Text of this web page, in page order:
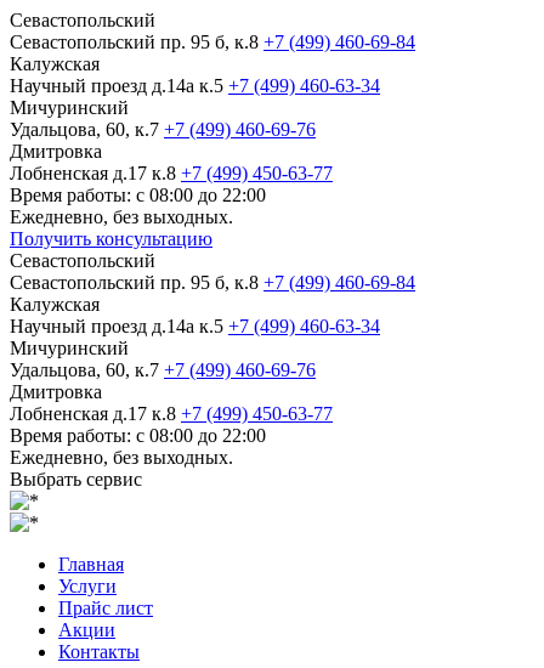
Севастопольский
Севастопольский пр. 95 б, к.8 +7 (499) 460-69-84
Калужская
Научный проезд д.14а к.5 +7 (499) 460-63-34
Мичуринский
Удальцова, 60, к.7 +7 (499) 460-69-76
Дмитровка
Лобненская д.17 к.8 +7 (499) 450-63-77
Время работы: с 08:00 до 22:00
Ежедневно, без выходных.
Получить консультацию
Севастопольский
Севастопольский пр. 95 б, к.8 +7 (499) 460-69-84
Калужская
Научный проезд д.14а к.5 +7 (499) 460-63-34
Мичуринский
Удальцова, 60, к.7 +7 (499) 460-69-76
Дмитровка
Лобненская д.17 к.8 +7 (499) 450-63-77
Время работы: с 08:00 до 22:00
Ежедневно, без выходных.
Выбрать сервис
Главная
Услуги
Прайс лист
Акции
Контакты